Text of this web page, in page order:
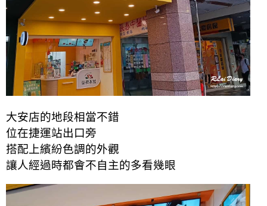
大安店的地段相當不錯
位在捷運站出口旁
搭配上繽紛色調的外觀
讓人經過時都會不自主的多看幾眼